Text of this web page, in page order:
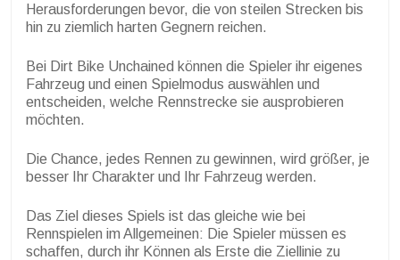
Herausforderungen bevor, die von steilen Strecken bis
hin zu ziemlich harten Gegnern reichen.
Bei Dirt Bike Unchained können die Spieler ihr eigenes
Fahrzeug und einen Spielmodus auswählen und
entscheiden, welche Rennstrecke sie ausprobieren
möchten.
Die Chance, jedes Rennen zu gewinnen, wird größer, je
besser Ihr Charakter und Ihr Fahrzeug werden.
Das Ziel dieses Spiels ist das gleiche wie bei
Rennspielen im Allgemeinen: Die Spieler müssen es
schaffen, durch ihr Können als Erste die Ziellinie zu